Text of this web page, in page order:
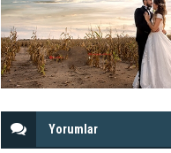
Yorumlar